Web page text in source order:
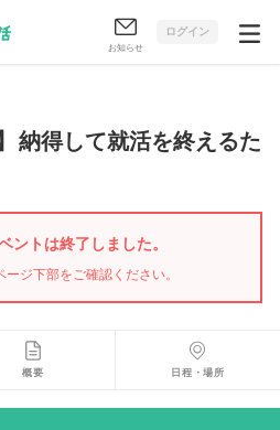
お知らせ
ログイン
納得して就活を終えるた
ントは終了しました。
ジ下部をご確認ください。
概要 日程・場所